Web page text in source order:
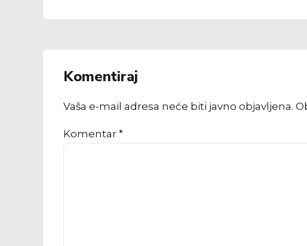
Komentiraj
Vaša e-mail adresa neće biti javno objavljena.
Komentar *